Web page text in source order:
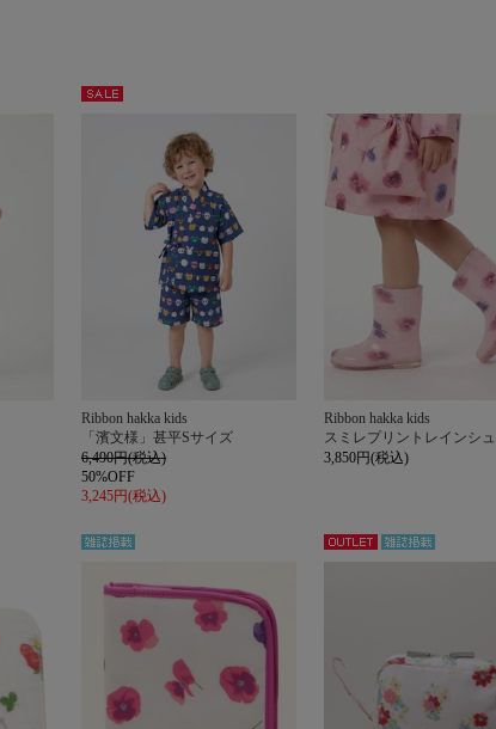
Ribbon hakka kids
「濱文様」甚平Sサイズ
6,490円(税込)
50%OFF
3,245円(税込)
Ribbon hakka kids
スミレプリントレインシ
3,850円(税込)